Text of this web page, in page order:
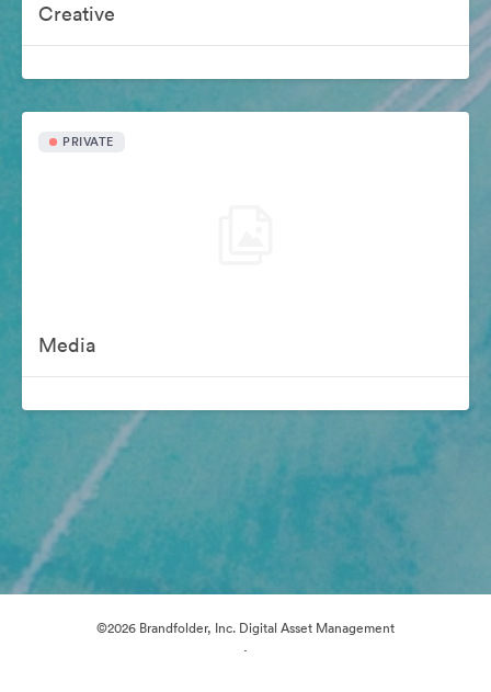
Creative
PRIVATE
Media
©2026 Brandfolder, Inc. Digital Asset Management
·